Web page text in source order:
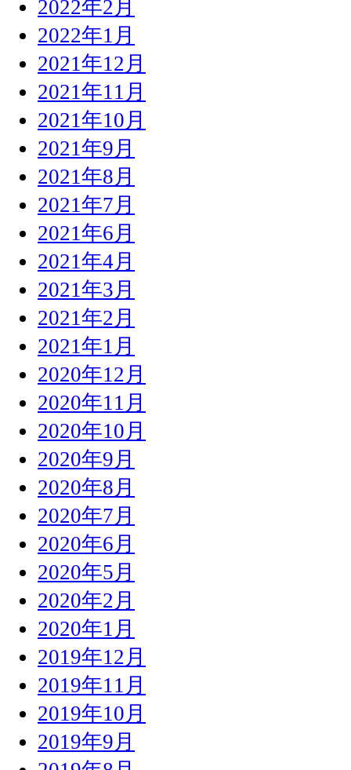
2022年2月
2022年1月
2021年12月
2021年11月
2021年10月
2021年9月
2021年8月
2021年7月
2021年6月
2021年4月
2021年3月
2021年2月
2021年1月
2020年12月
2020年11月
2020年10月
2020年9月
2020年8月
2020年7月
2020年6月
2020年5月
2020年2月
2020年1月
2019年12月
2019年11月
2019年10月
2019年9月